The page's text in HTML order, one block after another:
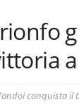
conquista il